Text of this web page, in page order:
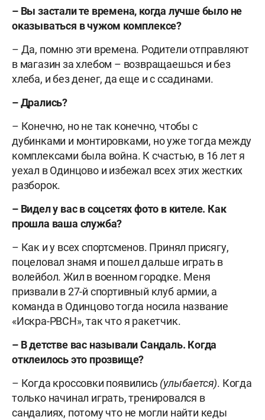
– Вы застали те времена, когда лучше было не
оказываться в чужом комплексе?
– Да, помню эти времена. Родители отправляют
в магазин за хлебом – возвращаешься и без
хлеба, и без денег, да еще и с ссадинами.
– Дрались?
– Конечно, но не так конечно, чтобы с
дубинками и монтировками, но уже тогда между
комплексами была война. К счастью, в 16 лет я
уехал в Одинцово и избежал всех этих жестких
разборок.
– Видел у вас в соцсетях фото в кителе. Как
прошла ваша служба?
– Как и у всех спортсменов. Принял присягу,
поцеловал знамя и пошел дальше играть в
волейбол. Жил в военном городке. Меня
призвали в 27-й спортивный клуб армии, а
команда в Одинцово тогда носила название
«Искра-РВСН», так что я ракетчик.
– В детстве вас называли Сандаль. Когда
отклеилось это прозвище?
– Когда кроссовки появились (улыбается). Когда
только начинал играть, тренировался в
сандалиях, потому что не могли найти кеды